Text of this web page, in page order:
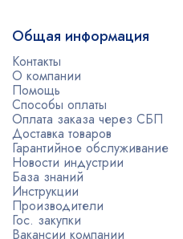
Общая информация
Контакты
О компании
Помощь
Способы оплаты
Оплата заказа через СБП
Доставка товаров
Гарантийное обслуживание
Новости индустрии
База знаний
Инструкции
Производители
Гос. закупки
Вакансии компании